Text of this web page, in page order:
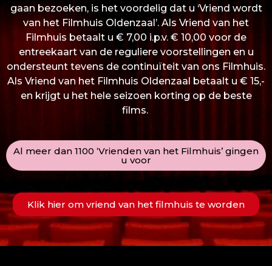
gaan bezoeken, is het voordelig dat u ‘Vriend wordt
van het Filmhuis Oldenzaal’. Als Vriend van het
Filmhuis betaalt u € 7,00 i.p.v. € 10,00 voor de
entreekaart van de reguliere voorstellingen en u
ondersteunt tevens de continuïteit van ons Filmhuis.
Als Vriend van het Filmhuis Oldenzaal betaalt u € 15,-
en krijgt u het hele seizoen korting op de beste
films.
Al meer dan 1100 ‘Vrienden van het Filmhuis’ gingen
u voor
Klik hier om vriend van het filmhuis te worden